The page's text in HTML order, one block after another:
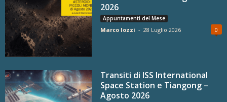
2026
Appuntamenti del Mese
Marco Iozzi - 28 Luglio 2026 0
Transiti di ISS International
Space Station e Tiangong –
Agosto 2026